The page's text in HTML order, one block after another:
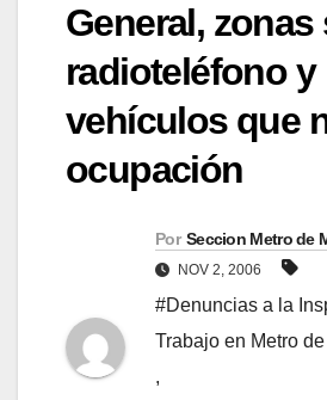
General, zonas
radioteléfono y
vehículos que
ocupación
Por Seccion Metro de
NOV 2, 2006
#Denuncias a la
Trabajo en Metro
,